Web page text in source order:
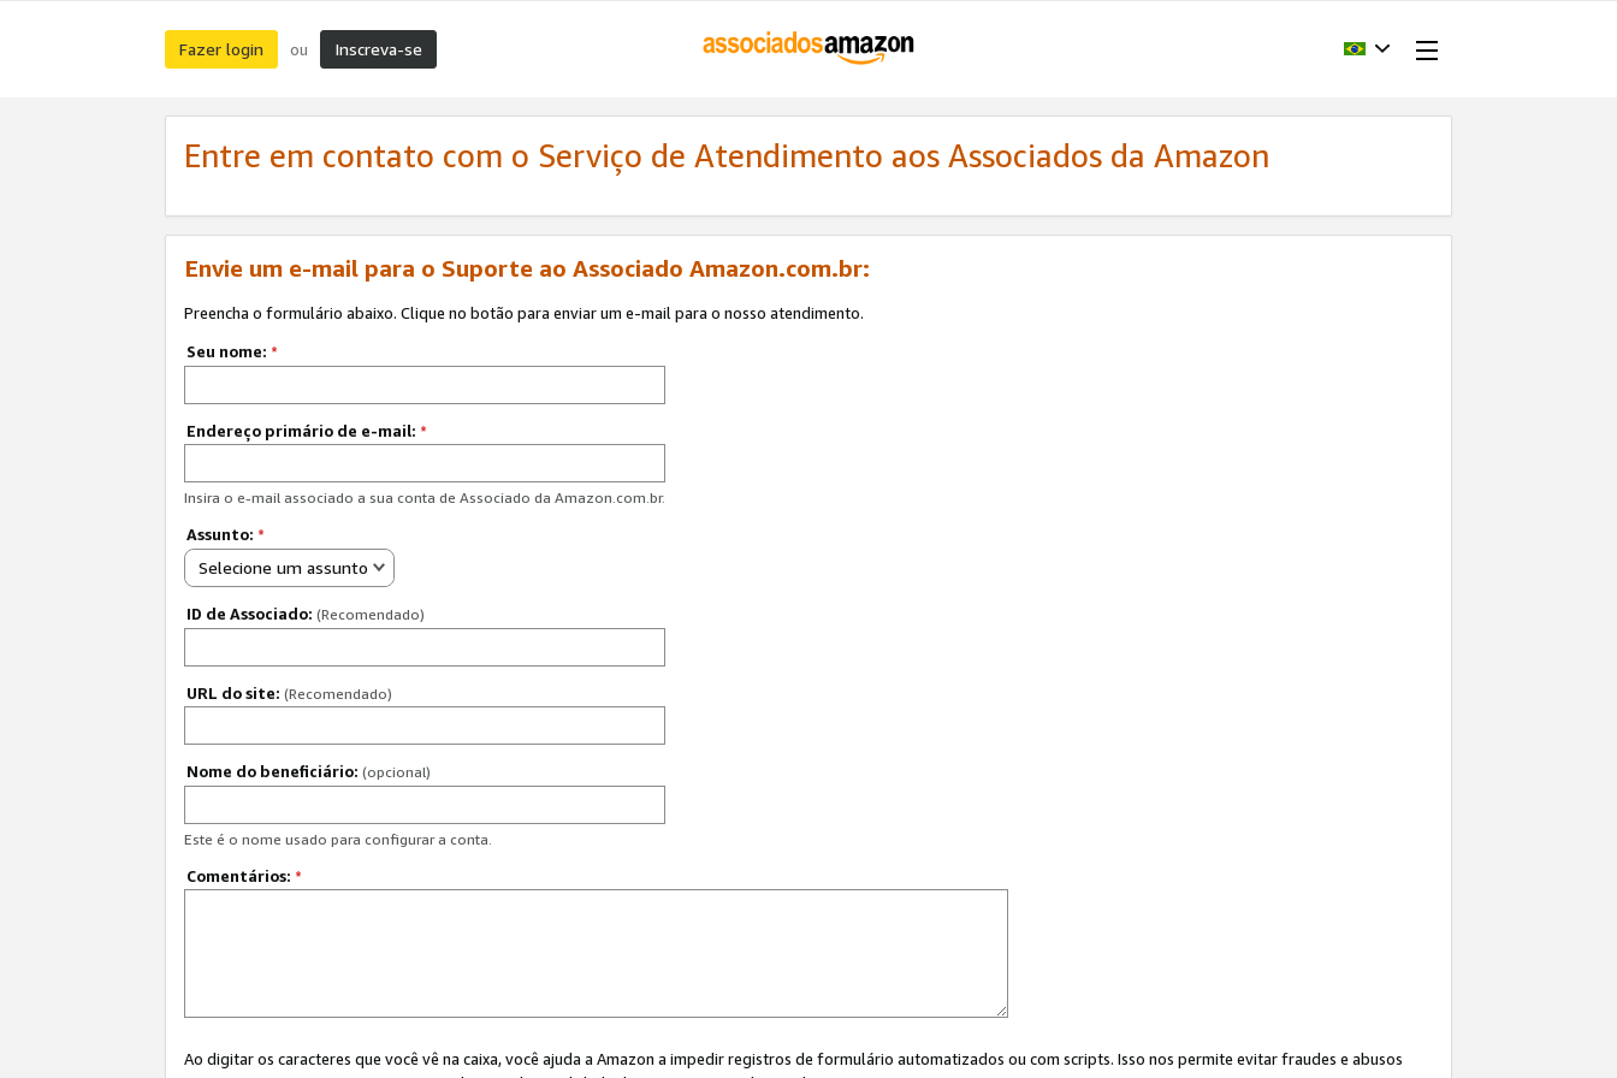
Fazer login ou Inscreva-se
Entre em contato com o Serviço de Atendimento aos Associados da Amazon
Envie um e-mail para o Suporte ao Associado Amazon.com.br:
Preencha o formulário abaixo. Clique no botão para enviar um e-mail para o nosso atendimento.
Seu nome: *
Endereço primário de e-mail: *
Insira o e-mail associado a sua conta de Associado da Amazon.com.br.
Assunto: *
Selecione um assunto
ID de Associado: (Recomendado)
URL do site: (Recomendado)
Nome do beneficiário: (opcional)
Este é o nome usado para configurar a conta.
Comentários: *
Ao digitar os caracteres que você vê na caixa, você ajuda a Amazon a impedir registros de formulário automatizados ou com scripts. Isso nos permite evitar fraudes e abusos